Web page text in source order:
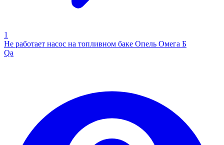
1
Не работает насос на топливном баке Опель Омега Б
Qa